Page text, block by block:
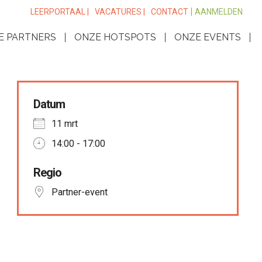
LEERPORTAAL | VACATURES | CONTACT AANMELDEN
PARTNERS ONZE HOTSPOTS ONZE EVENTS
Datum
11 mrt
14:00 - 17:00
Regio
Partner-event